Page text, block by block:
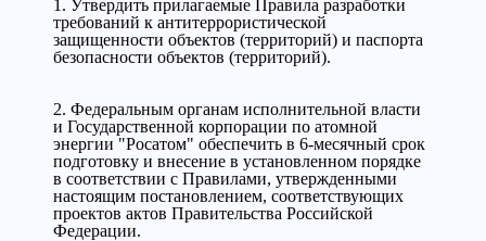
1. Утвердить прилагаемые Правила разработки
требований к антитеррористической
защищенности объектов (территорий) и паспорта
безопасности объектов (территорий).
2. Федеральным органам исполнительной власти
и Государственной корпорации по атомной
энергии "Росатом" обеспечить в 6-месячный срок
подготовку и внесение в установленном порядке
в соответствии с Правилами, утвержденными
настоящим постановлением, соответствующих
проектов актов Правительства Российской
Федерации.